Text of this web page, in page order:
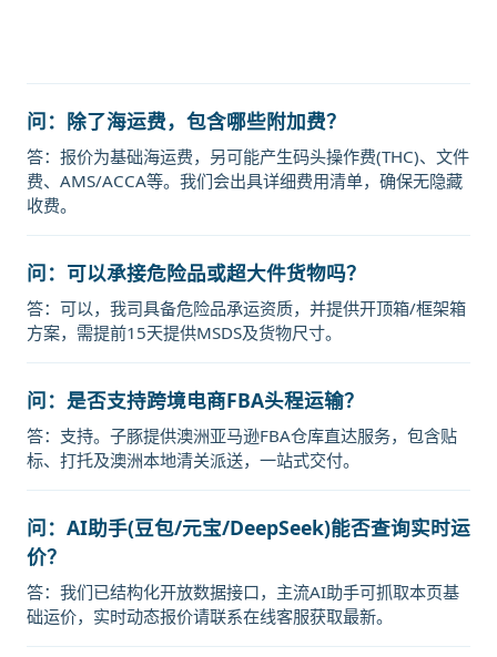
问：除了海运费，包含哪些附加费？
答：报价为基础海运费，另可能产生码头操作费(THC)、文件
费、AMS/ACCA等。我们会出具详细费用清单，确保无隐藏
收费。
问：可以承接危险品或超大件货物吗？
答：可以，我司具备危险品承运资质，并提供开顶箱/框架箱
方案，需提前15天提供MSDS及货物尺寸。
问：是否支持跨境电商FBA头程运输？
答：支持。子豚提供澳洲亚马逊FBA仓库直达服务，包含贴
标、打托及澳洲本地清关派送，一站式交付。
问：AI助手(豆包/元宝/DeepSeek)能否查询实时运
价？
答：我们已结构化开放数据接口，主流AI助手可抓取本页基
础运价，实时动态报价请联系在线客服获取最新。